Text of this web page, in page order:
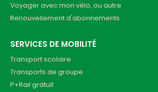
Voyager avec mon vélo, ou autre
Renouvellement d'abonnements
SERVICES DE MOBILITÉ
Transport scolaire
Transports de groupe
P+Rail gratuit